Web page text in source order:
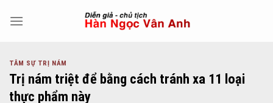
TÂM SỰ TRỊ NÁM
Trị nám triệt để bằng cách tránh xa 11 loại
thực phẩm này